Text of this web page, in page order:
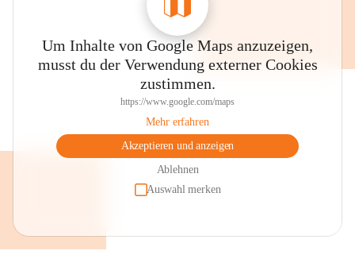
Um Inhalte von Google Maps anzuzeigen,
musst du der Verwendung externer Cookies
zustimmen.
https://www.google.com/maps
Mehr erfahren
Akzeptieren und anzeigen
Ablehnen
Auswahl merken